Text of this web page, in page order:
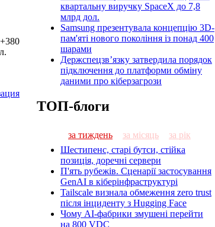
квартальну виручку SpaceX до 7,8
млрд дол.
Samsung презентувала концепцію 3D-
пам'яті нового покоління із понад 400
шарами
Держспецзв’язку затвердила порядок
підключення до платформи обміну
даними про кіберзагрози
ТОП-блоги
за тиждень за місяць
за рік
Шестипенс, старі бутси, стійка
позиція, доречні сервери
П'ять рубежів. Сценарії застосування
GenAI в кіберінфраструктурі
Tailscale визнала обмеження zero trust
після інциденту з Hugging Face
Чому AI-фабрики змушені перейти
на 800 VDC